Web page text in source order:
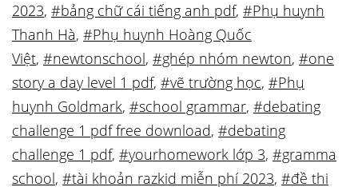
2023, #bảng chữ cái tiếng anh pdf, #Phụ huynh
Thanh Hà, #Phụ huynh Hoàng Quốc
Việt, #newtonschool, #ghép nhóm newton, #one
story a day level 1 pdf, #vẽ trường học, #Phụ
huynh Goldmark, #school grammar, #debating
challenge 1 pdf free download, #debating
challenge 1 pdf, #yourhomework lớp 3, #gramma
school, #tài khoản razkid miễn phí 2023, #đề thi